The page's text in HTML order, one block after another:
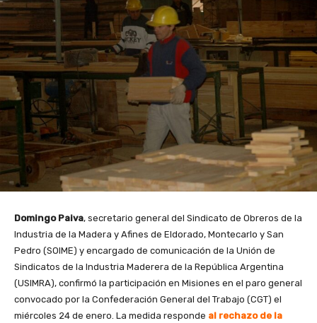
Domingo Paiva, secretario general del Sindicato de Obreros de la
Industria de la Madera y Afines de Eldorado, Montecarlo y San
Pedro (SOIME) y encargado de comunicación de la Unión de
Sindicatos de la Industria Maderera de la República Argentina
(USIMRA), confirmó la participación en Misiones en el paro general
convocado por la Confederación General del Trabajo (CGT) el
miércoles 24 de enero. La medida responde al rechazo de la